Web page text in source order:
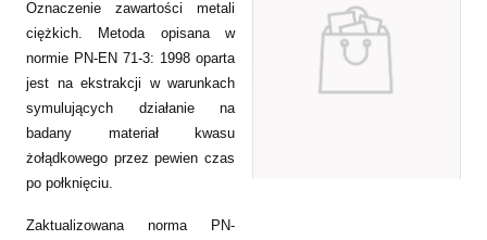
Oznaczenie zawartości metali
ciężkich. Metoda opisana w
normie PN-EN 71-3: 1998 oparta
jest na ekstrakcji w warunkach
symulujących działanie na
badany materiał kwasu
żołądkowego przez pewien czas
po połknięciu.
Zaktualizowana norma PN-